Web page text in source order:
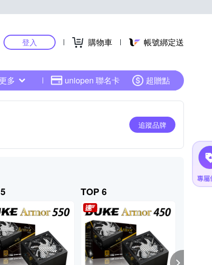
登入 購物車 帳號綁定送
多 uniopen 聯名卡 超贈點
追蹤品牌
TOP 6